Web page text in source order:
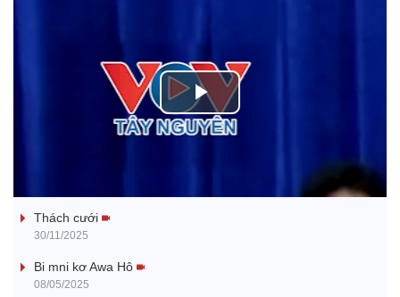
P
a
Thách cưới
30/11/2025
Bi mni kơ Awa Hô
08/05/2025